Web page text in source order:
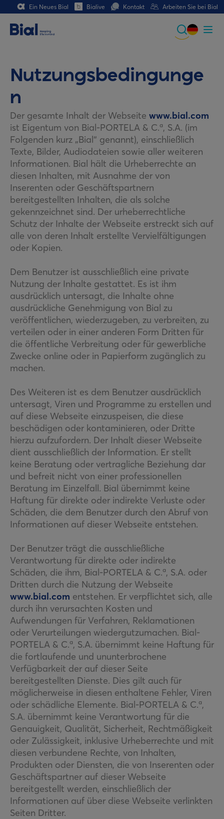
Ein Neues Bial Bialive Kontakt Arbeiten Sie bei Bial
Italian
German
French (CH)
Nutzungsbedingunge
n
Der gesamte Inhalt der Webseite www.bial.com
ist Eigentum von Bial-PORTELA & C.ª, S.A. (im
Folgenden kurz „Bial“ genannt), einschließlich
Texte, Bilder, Audiodateien sowie aller weiteren
Informationen. Bial hält die Urheberrechte an
diesen Inhalten, mit Ausnahme der von
Inserenten oder Geschäftspartnern
bereitgestellten Inhalten, die als solche
gekennzeichnet sind. Der urheberrechtliche
Schutz der Inhalte der Webseite erstreckt sich auf
alle von deren Inhalt erstellte Vervielfältigungen
oder Kopien.
Dem Benutzer ist ausschließlich eine private
Nutzung der Inhalte gestattet. Es ist ihm
ausdrücklich untersagt, die Inhalte ohne
ausdrückliche Genehmigung von Bial zu
veröffentlichen, wiederzugeben, zu verbreiten, zu
verteilen oder in einer anderen Form Dritten für
die öffentliche Verbreitung oder für gewerbliche
Zwecke online oder in Papierform zugänglich zu
machen.
Des Weiteren ist es dem Benutzer ausdrücklich
untersagt, Viren und Programme zu erstellen und
auf diese Webseite einzuspeisen, die diese
beschädigen oder kontaminieren, oder Dritte
hierzu aufzufordern. Der Inhalt dieser Webseite
dient ausschließlich der Information. Er stellt
keine Beratung oder vertragliche Beziehung dar
und befreit nicht von einer professionellen
Beratung im Einzelfall. Bial übernimmt keine
Haftung für direkte oder indirekte Verluste oder
Schäden, die dem Benutzer durch den Abruf von
Informationen auf dieser Webseite entstehen.
Der Benutzer trägt die ausschließliche
Verantwortung für direkte oder indirekte
Schäden, die ihm, Bial-PORTELA & C.ª, S.A. oder
Dritten durch die Nutzung der Webseite
www.bial.com entstehen. Er verpflichtet sich, alle
durch ihn verursachten Kosten und
Aufwendungen für Verfahren, Reklamationen
oder Verurteilungen wiedergutzumachen. Bial-
PORTELA & C.ª, S.A. übernimmt keine Haftung für
die fortlaufende und ununterbrochene
Verfügbarkeit der auf dieser Seite
bereitgestellten Dienste. Dies gilt auch für
möglicherweise in diesen enthaltene Fehler, Viren
oder schädliche Elemente. Bial-PORTELA & C.ª,
S.A. übernimmt keine Verantwortung für die
Genauigkeit, Qualität, Sicherheit, Rechtmäßigkeit
oder Zulässigkeit, inklusive Urheberrechte und mit
diesen verbundene Rechte, von Inhalten,
Produkten oder Diensten, die von Inserenten oder
Geschäftspartner auf dieser Webseite
bereitgestellt werden, einschließlich der
Informationen auf über diese Webseite verlinkten
Seiten Dritter.